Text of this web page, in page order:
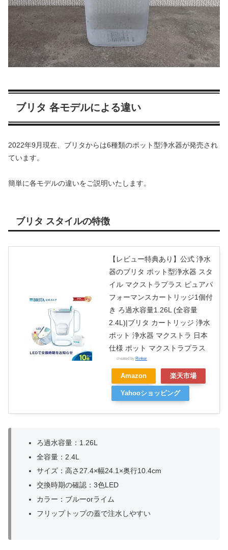
ブリタ 各モデルによる違い
2022年9月現在、ブリタからは6種類のポット型浄水器が発売され
ています。
簡単に各モデルの違いをご説明いたします。
ブリタ スタイルの特徴
【レビュー特典あり】公式 浄水
器のブリタ ポット型浄水器 スタ
イル マクストラプラス ピュアパ
フォーマンスカートリッジ1個付
き ろ過水容量1.26L (全容量
2.4L)|ブリタ カートリッジ 浄水
ポット 浄水器 マクストラ 日本
仕様 ポット マクストラプラス
created by Rinker
Amazon 楽天市場
Yahooショッピング
ろ過水容量：1.26L
全容量：2.4L
サイズ：高さ27.4×幅24.1×奥行10.4cm
交換時期の確認：3色LED
カラー：ブルーorライム
フリップトップの蓋で注水しやすい